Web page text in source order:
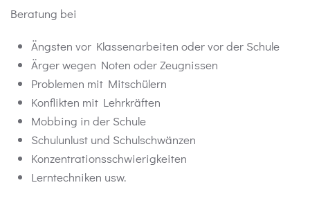
Beratung bei
Ängsten vor Klassenarbeiten oder vor der Schule
Ärger wegen Noten oder Zeugnissen
Problemen mit Mitschülern
Konflikten mit Lehrkräften
Mobbing in der Schule
Schulunlust und Schulschwänzen
Konzentrationsschwierigkeiten
Lerntechniken usw.